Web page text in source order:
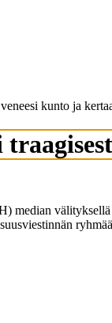
kunto ja
median